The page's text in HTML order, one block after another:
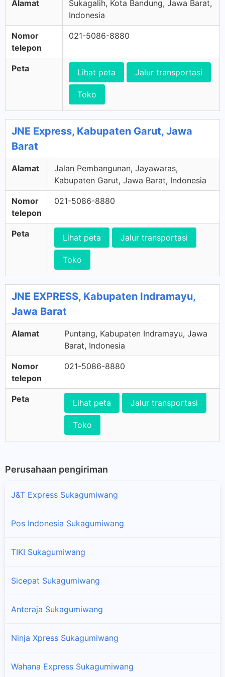
Alamat
Sukagalih, Kota Bandung, Jawa Barat,
Indonesia
Nomor
telepon
021-5086-8880
Peta Lihat peta Jalur transportasi
Toko
JNE Express, Kabupaten Garut, Jawa
Barat
Alamat
Jalan Pembangunan, Jayawaras,
Kabupaten Garut, Jawa Barat, Indonesia
Nomor
telepon
021-5086-8880
Peta Lihat peta Jalur transportasi
Toko
JNE EXPRESS, Kabupaten Indramayu,
Jawa Barat
Alamat
Puntang, Kabupaten Indramayu, Jawa
Barat, Indonesia
Nomor
telepon
021-5086-8880
Peta Lihat peta Jalur transportasi
Toko
Perusahaan pengiriman
J&T Express Sukagumiwang
Pos Indonesia Sukagumiwang
TIKI Sukagumiwang
Sicepat Sukagumiwang
Anteraja Sukagumiwang
Ninja Xpress Sukagumiwang
Wahana Express Sukagumiwang